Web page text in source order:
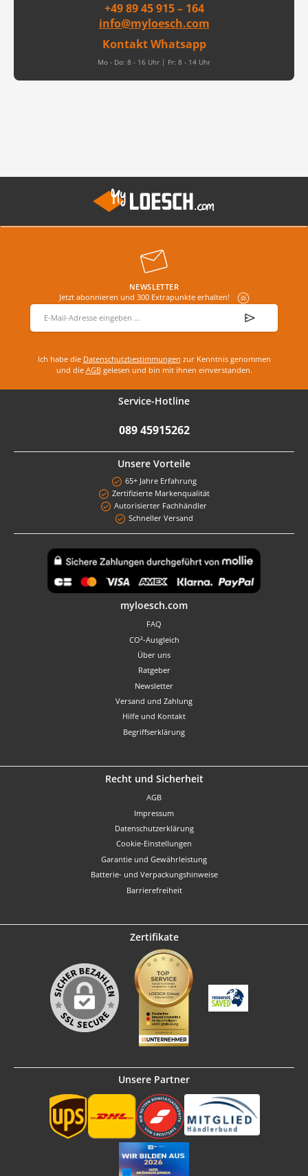
+49 89 45 915 – 164
info@myloesch.com
Kontakt Whatsapp
Mo - Do: 8 - 16 Uhr | Fr: 8 - 14 Uhr
NEWSLETTER
Jetzt abonnieren und 300 Extrapunkte erhalten!
E-Mail-Adresse
Ich habe die Datenschutzbestimmungen zur Kenntnis genommen
und die AGBgelesen und bin mit ihnen einverstanden.
Service-Hotline
089 45915262
Unsere Vorteile
65+ Jahre Erfahrung
Zertifizierte Markenqualität
Autorisierter Fachhändler
Schneller Versand
myloesch.com
FAQ
CO²-Ausgleich
Über uns
Ratgeber
Newsletter
Versand und Zahlung
Hilfe und Kontakt
Begriffserklärung
Recht und Sicherheit
AGB
Impressum
Datenschutzerklärung
Cookie-Einstellungen
Garantie und Gewährleistung
Batterie- und Verpackungshinweise
Barrierefreiheit
Zertifikate
Unsere Partner